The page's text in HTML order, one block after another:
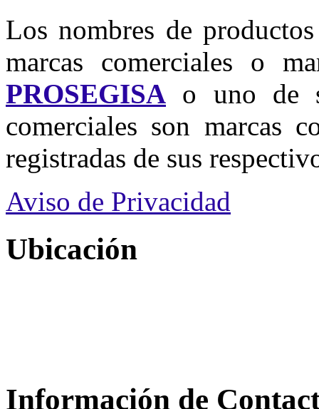
Los nombres de
marcas comerciales o
PROSEGISA o uno de
comerciales son marcas
registradas de sus
Aviso de Privacidad
Ubicación
Información de